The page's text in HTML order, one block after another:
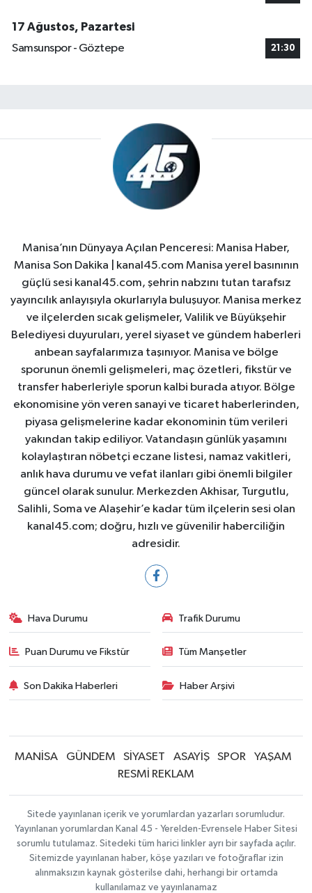
17 Ağustos, Pazartesi
Samsunspor - Göztepe
21:30
Manisa’nın Dünyaya Açılan Penceresi: Manisa Haber,
Manisa Son Dakika | kanal45.com Manisa yerel basınının
güçlü sesi kanal45.com, şehrin nabzını tutan tarafsız
yayıncılık anlayışıyla okurlarıyla buluşuyor. Manisa merkez
ve ilçelerden sıcak gelişmeler, Valilik ve Büyükşehir
Belediyesi duyuruları, yerel siyaset ve gündem haberleri
anbean sayfalarımıza taşınıyor. Manisa ve bölge
sporunun önemli gelişmeleri, maç özetleri, fikstür ve
transfer haberleriyle sporun kalbi burada atıyor. Bölge
ekonomisine yön veren sanayi ve ticaret haberlerinden,
piyasa gelişmelerine kadar ekonominin tüm verileri
yakından takip ediliyor. Vatandaşın günlük yaşamını
kolaylaştıran nöbetçi eczane listesi, namaz vakitleri,
anlık hava durumu ve vefat ilanları gibi önemli bilgiler
güncel olarak sunulur. Merkezden Akhisar, Turgutlu,
Salihli, Soma ve Alaşehir’e kadar tüm ilçelerin sesi olan
kanal45.com; doğru, hızlı ve güvenilir haberciliğin
adresidir.
Hava Durumu Trafik Durumu
Puan Durumu ve Fikstür Tüm Manşetler
Son Dakika Haberleri Haber Arşivi
MANİSA GÜNDEM SİYASET ASAYİŞ SPOR
YAŞAM
RESMİ REKLAM
Sitede yayınlanan içerik ve yorumlardan yazarları sorumludur.
Yayınlanan yorumlardan Kanal 45 - Yerelden-Evrensele Haber Sitesi
sorumlu tutulamaz. Sitedeki tüm harici linkler ayrı bir sayfada açılır.
Sitemizde yayınlanan haber, köşe yazıları ve fotoğraflar izin
alınmaksızın kaynak gösterilse dahi, herhangi bir ortamda
kullanılamaz ve yayınlanamaz